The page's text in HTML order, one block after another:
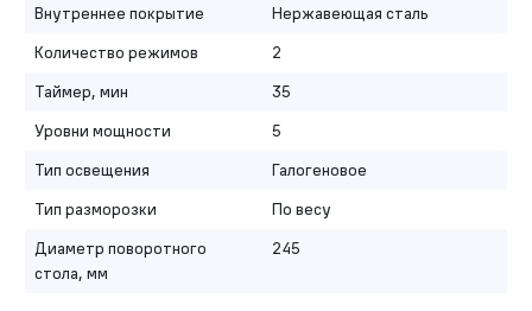
Внутреннее покрытие
Нержавеющая сталь
Количество режимов
2
Таймер, мин
35
Уровни мощности
5
Тип освещения
Галогеновое
Тип разморозки
По весу
Диаметр поворотного
стола, мм
245